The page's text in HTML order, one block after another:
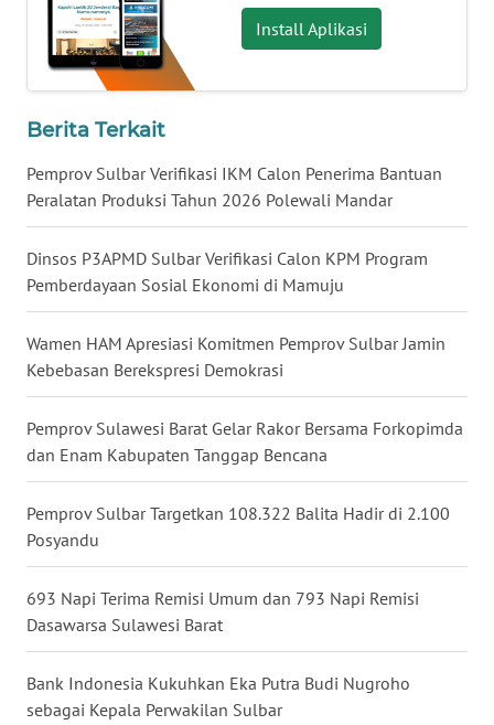
Install Aplikasi
Berita Terkait
Pemprov Sulbar Verifikasi IKM Calon Penerima Bantuan
Peralatan Produksi Tahun 2026 Polewali Mandar
Dinsos P3APMD Sulbar Verifikasi Calon KPM Program
Pemberdayaan Sosial Ekonomi di Mamuju
Wamen HAM Apresiasi Komitmen Pemprov Sulbar Jamin
Kebebasan Berekspresi Demokrasi
Pemprov Sulawesi Barat Gelar Rakor Bersama Forkopimda
dan Enam Kabupaten Tanggap Bencana
Pemprov Sulbar Targetkan 108.322 Balita Hadir di 2.100
Posyandu
693 Napi Terima Remisi Umum dan 793 Napi Remisi
Dasawarsa Sulawesi Barat
Bank Indonesia Kukuhkan Eka Putra Budi Nugroho
sebagai Kepala Perwakilan Sulbar
WN
BENGKULU
WN
WN
JATENG
WN
NUSANTARA
WN
WN
WN
BALI
WN
KALBAR
WN
KALTENG